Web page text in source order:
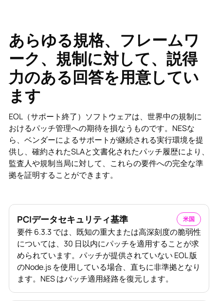
あらゆる規格、フレームワ
ーク、規制に対して、説得
力のある回答を用意してい
ます
EOL（サポート終了）ソフトウェアは、世界中の規制に
おけるパッチ管理への期待を損なうものです。NESな
ら、ベンダーによるサポートが継続される実行環境を提
供し、確約されたSLAと文書化されたパッチ履歴により、
監査人や規制当局に対して、これらの要件への完全な準
拠を証明することができます。
PCIデータセキュリティ基準 米国
要件 6.3.3 では、既知の重大または高深刻度の脆弱性
については、30 日以内にパッチを適用することが求
められています。パッチが提供されていない EOL 版
のNode.js を使用している場合、直ちに非準拠となり
ます。NES はパッチ適用経路を復元します。